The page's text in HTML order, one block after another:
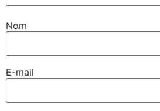
Nom
E-mail